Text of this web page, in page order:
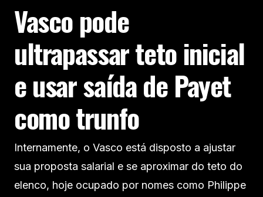
Vasco pode
ultrapassar teto inicial
e usar saída de Payet
como trunfo
Internamente, o Vasco está disposto a ajustar
sua proposta salarial e se aproximar do teto do
elenco, hoje ocupado por nomes como Philippe